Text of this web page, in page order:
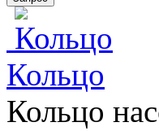
Кольцo
Кольцo